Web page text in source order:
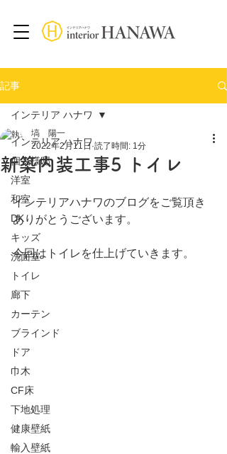
記事
インテリア ハナワ
個人様邸
洋室
和室
DK
キッズ
洗面室
トイレ
廊下
カーテン
ブラインド
ドア
巾木
CF床
下地処理
健康壁紙
輸入壁紙
インテリア ハナワ
新築内装工事5 トイレ
塙 陽一
2022年2月11日 読了時間: 1分
インテリアハナワのブログをご覧頂き
ありがとうございます。
今回はトイレを仕上げていきます。